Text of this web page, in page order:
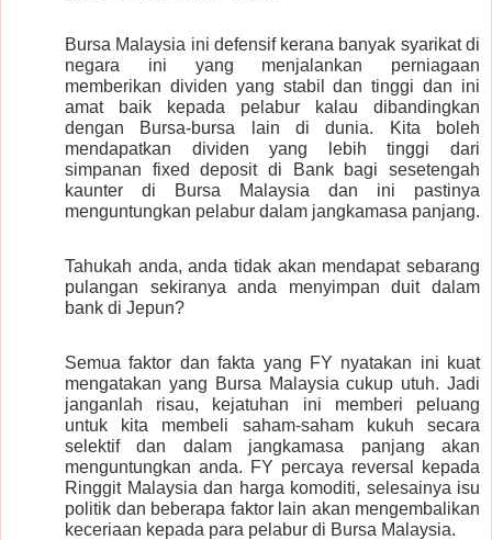
Bursa Malaysia ini defensif kerana banyak syarikat di
negara ini yang menjalankan perniagaan
memberikan dividen yang stabil dan tinggi dan ini
amat baik kepada pelabur kalau dibandingkan
dengan Bursa-bursa lain di dunia. Kita boleh
mendapatkan dividen yang lebih tinggi dari
simpanan fixed deposit di Bank bagi sesetengah
kaunter di Bursa Malaysia dan ini pastinya
menguntungkan pelabur dalam jangkamasa panjang.
Tahukah anda, anda tidak akan mendapat sebarang
pulangan sekiranya anda menyimpan duit dalam
bank di Jepun?
Semua faktor dan fakta yang FY nyatakan ini kuat
mengatakan yang Bursa Malaysia cukup utuh. Jadi
janganlah risau, kejatuhan ini memberi peluang
untuk kita membeli saham-saham kukuh secara
selektif dan dalam jangkamasa panjang akan
menguntungkan anda. FY percaya reversal kepada
Ringgit Malaysia dan harga komoditi, selesainya isu
politik dan beberapa faktor lain akan mengembalikan
keceriaan kepada para pelabur di Bursa Malaysia.